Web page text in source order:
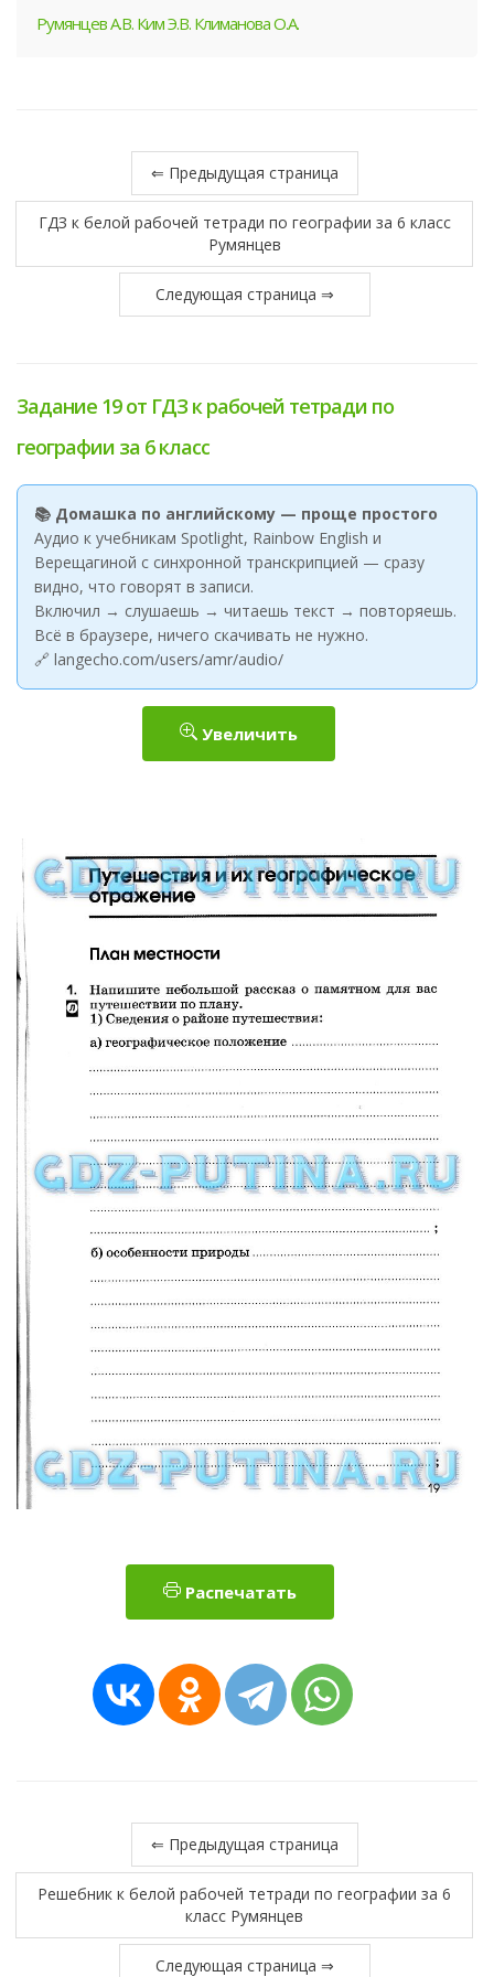
Румянцев А.В. Ким Э.В. Климанова О.А.
⇐ Предыдущая страница
ГДЗ к белой рабочей тетради по географии за 6 класс
Румянцев
Следующая страница ⇒
Задание 19 от ГДЗ к рабочей тетради по
географии за 6 класс
📚 Домашка по английскому — проще простого
Аудио к учебникам Spotlight, Rainbow English и
Верещагиной с синхронной транскрипцией — сразу
видно, что говорят в записи.
Включил → слушаешь → читаешь текст → повторяешь.
Всё в браузере, ничего скачивать не нужно.
🔗 langecho.com/users/amr/audio/
Увеличить
Распечатать
⇐ Предыдущая страница
Решебник к белой рабочей тетради по географии за 6
класс Румянцев
Следующая страница ⇒